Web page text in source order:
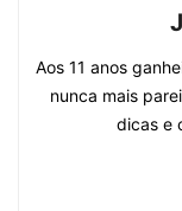
Aos 11 anos
nunca mais
dicas e